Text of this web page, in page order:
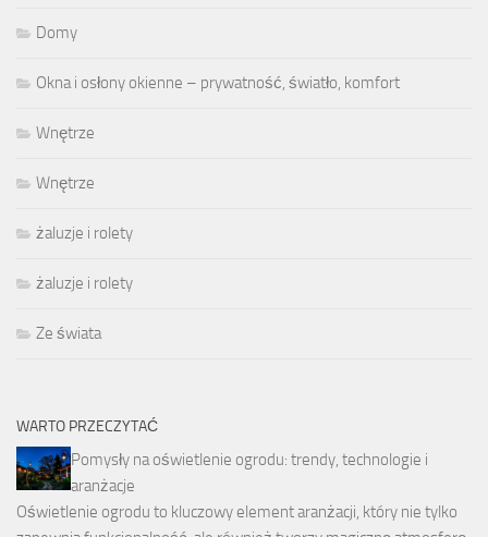
Domy
Okna i osłony okienne – prywatność, światło, komfort
Wnętrze
Wnętrze
żaluzje i rolety
żaluzje i rolety
Ze świata
WARTO PRZECZYTAĆ
Pomysły na oświetlenie ogrodu: trendy, technologie i
aranżacje
Oświetlenie ogrodu to kluczowy element aranżacji, który nie tylko